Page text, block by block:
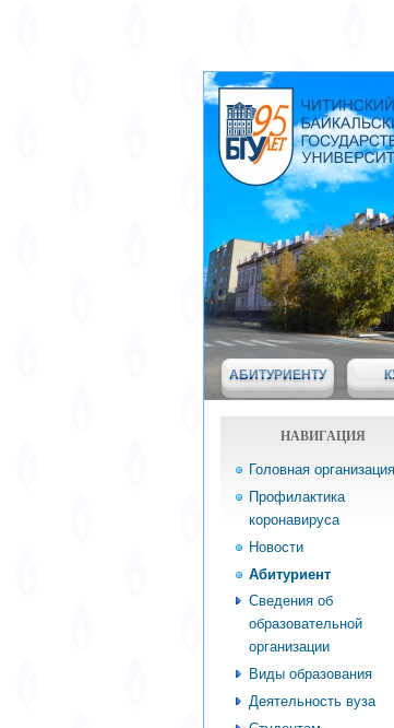
АБИТУРИЕНТУ
НАВИГАЦИЯ
Головная организация
Профилактика
коронавируса
Новости
Абитуриент
Сведения об
образовательной
организации
Виды образования
Деятельность вуза